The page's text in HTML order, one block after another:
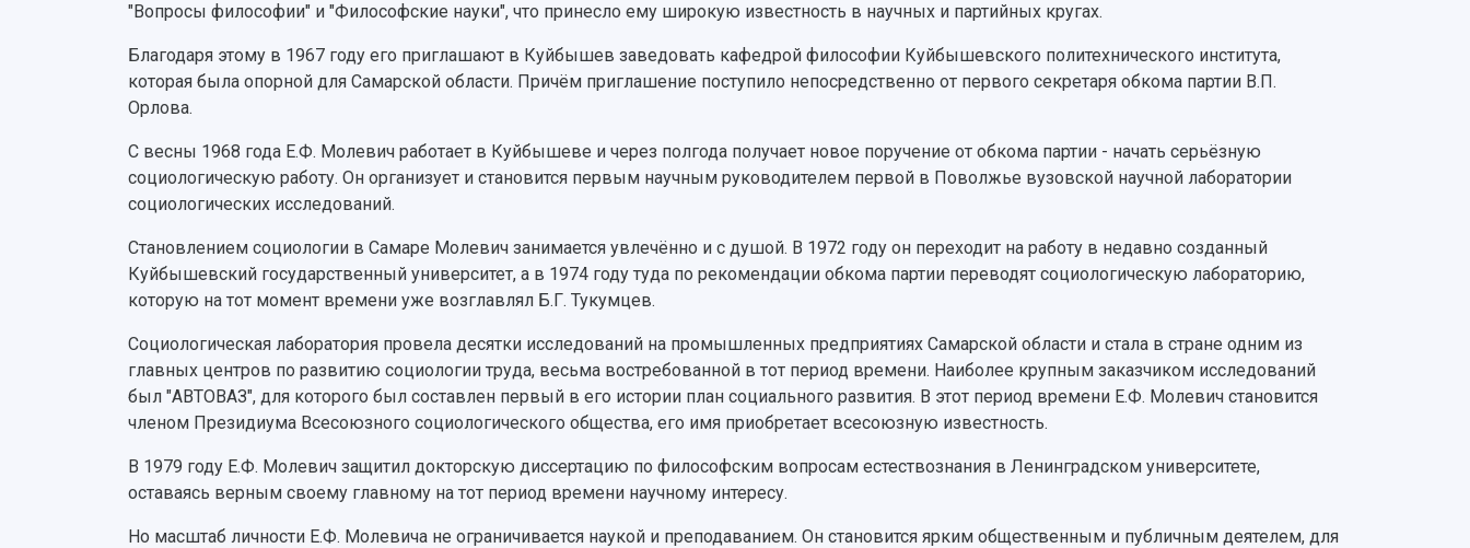
"Вопросы философии" и "Философские науки", что принесло ему широкую известность в научных и партийных кругах.
Благодаря этому в 1967 году его приглашают в Куйбышев заведовать кафедрой философии Куйбышевского политехнического института,
которая была опорной для Самарской области. Причём приглашение поступило непосредственно от первого секретаря обкома партии В.П.
Орлова.
С весны 1968 года Е.Ф. Молевич работает в Куйбышеве и через полгода получает новое поручение от обкома партии - начать серьёзную
социологическую работу. Он организует и становится первым научным руководителем первой в Поволжье вузовской научной лаборатории
социологических исследований.
Становлением социологии в Самаре Молевич занимается увлечённо и с душой. В 1972 году он переходит на работу в недавно созданный
Куйбышевский государственный университет, а в 1974 году туда по рекомендации обкома партии переводят социологическую лабораторию,
которую на тот момент времени уже возглавлял Б.Г. Тукумцев.
Социологическая лаборатория провела десятки исследований на промышленных предприятиях Самарской области и стала в стране одним из
главных центров по развитию социологии труда, весьма востребованной в тот период времени. Наиболее крупным заказчиком исследований
был "АВТОВАЗ", для которого был составлен первый в его истории план социального развития. В этот период времени Е.Ф. Молевич становится
членом Президиума Всесоюзного социологического общества, его имя приобретает всесоюзную известность.
В 1979 году Е.Ф. Молевич защитил докторскую диссертацию по философским вопросам естествознания в Ленинградском университете,
оставаясь верным своему главному на тот период времени научному интересу.
Но масштаб личности Е.Ф. Молевича не ограничивается наукой и преподаванием. Он становится ярким общественным и публичным деятелем, для